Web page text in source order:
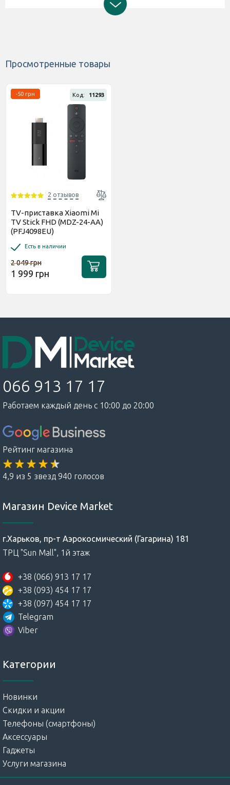
Просмотренные товары
Код: 11293
-50 грн
2 отзывов
TV-приставка Xiaomi Mi
TV Stick FHD (MDZ-24-AA)
(PFJ4098EU)
Есть в наличии
2 049 грн
1 999 грн
066 913 17 17
Работаем каждый день с 10:00 до 20:00
Рейтинг магазина
4,9 из 5 звезд 940 голосов
Магазин Device Market
г.Харьков, пр-т Аэрокосмический (Гагарина) 181
ТРЦ "Sun Mall", 1й этаж
+38 (066) 913 17 17
+38 (093) 454 17 17
+38 (097) 454 17 17
Telegram
Viber
Категории
Новинки
Скидки и акции
Телефоны (смартфоны)
Аксессуары
Гаджеты
Услуги магазина